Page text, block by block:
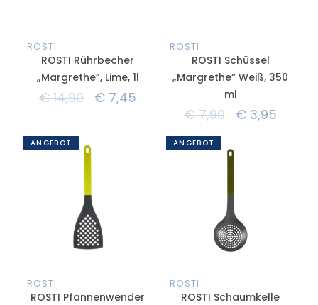
ROSTI
ROSTI Rührbecher
„Margrethe“, Lime, 1l
€14,90 € 7,45
ROSTI
ROSTI Schüssel
„Margrethe“ Weiß, 350
ml
€7,90 €3,95
ANGEBOT
ROSTI
ROSTI Pfannenwender
ANGEBOT
ROSTI
ROSTI Schaumkelle